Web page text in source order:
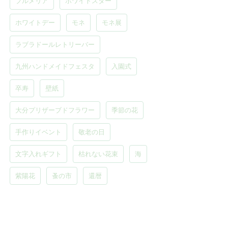
ホワイトデー モネ モネ展
ラブラドールレトリーバー
九州ハンドメイドフェスタ 入園式
卒寿 壁紙
大分プリザーブドフラワー 季節の花
手作りイベント 敬老の日
文字入れギフト 枯れない花束 海
紫陽花 蚤の市 還暦